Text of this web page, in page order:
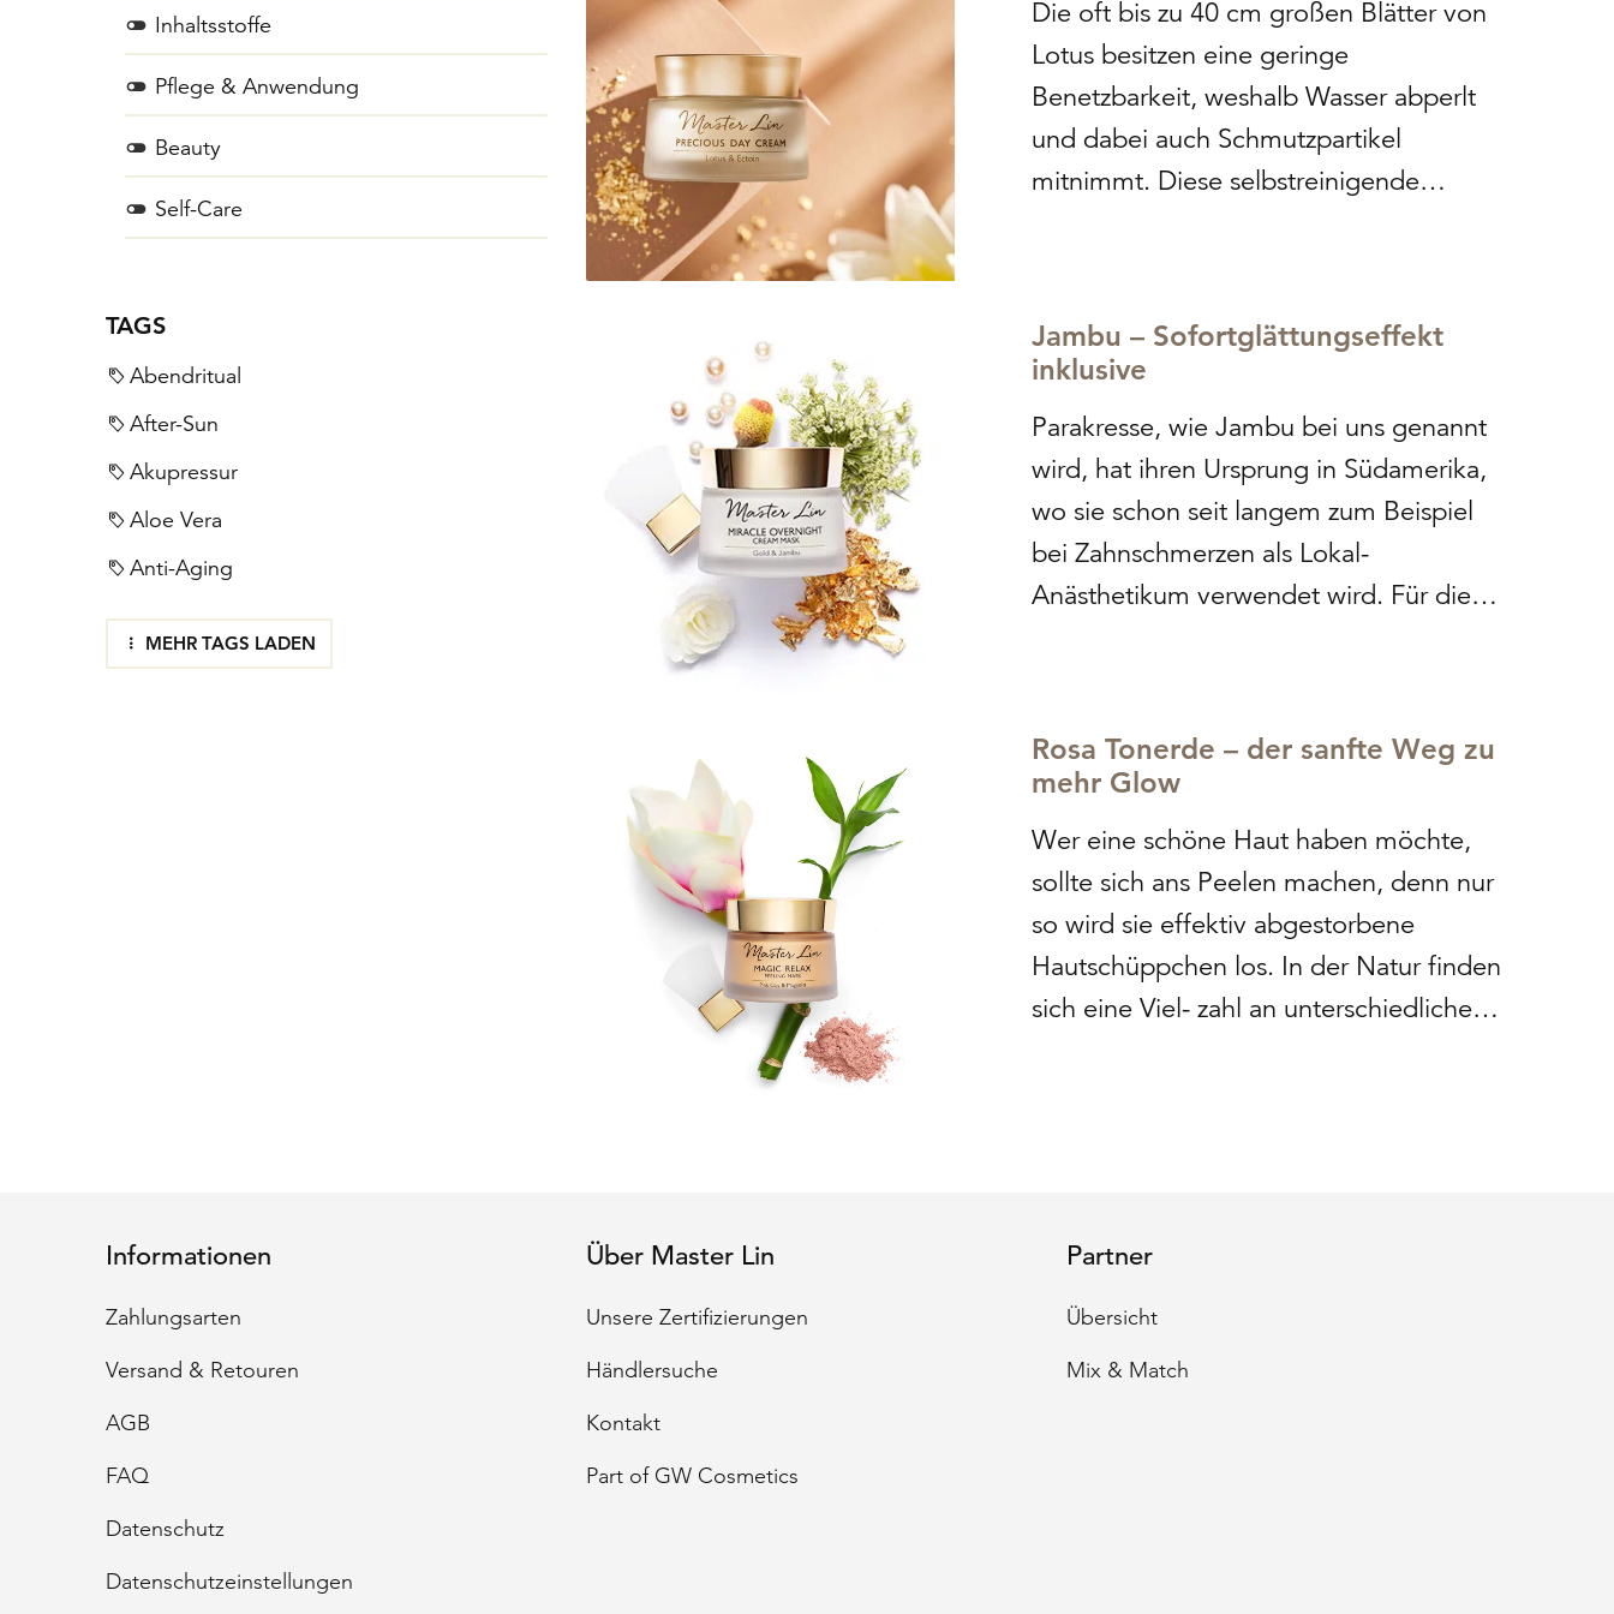
Die oft bis zu 40 cm großen Blätter von
Lotus besitzen eine geringe
Benetzbarkeit, weshalb Wasser abperlt
und dabei auch Schmutzpartikel
mitnimmt. Diese selbstreinigende
gerne in der Kosmetik eingesetzt. Reich
Antioxidantien…
Jambu – Sofortglättungseffekt
inklusive
Parakresse, wie Jambu bei uns genannt
wird, hat ihren Ursprung in Südamerika,
wo sie schon seit langem zum Beispiel
bei Zahnschmerzen als Lokal-
Anästhetikum verwendet wird. Für diese
zugute, weshalb man ihn auch in…
Rosa Tonerde – der sanfte Weg zu
mehr Glow
Wer eine schöne Haut haben möchte,
sollte sich ans Peelen machen, denn nur
so wird sie effektiv abgestorbene
Hautschüppchen los. In der Natur finden
sich eine Viel- zahl an unterschiedlichen
Inhaltsstoffe
Pflege & Anwendung
Beauty
Self-Care
TAGS
Abendritual
After-Sun
Akupressur
Aloe Vera
Anti-Aging
MEHR TAGS LADEN
Informationen
Zahlungsarten
Versand & Retouren
AGB
FAQ
Datenschutz
Datenschutzeinstellungen
Über Master Lin
Unsere Zertifizierungen
Händlersuche
Kontakt
Part of GW Cosmetics
Partner
Übersicht
Mix & Match